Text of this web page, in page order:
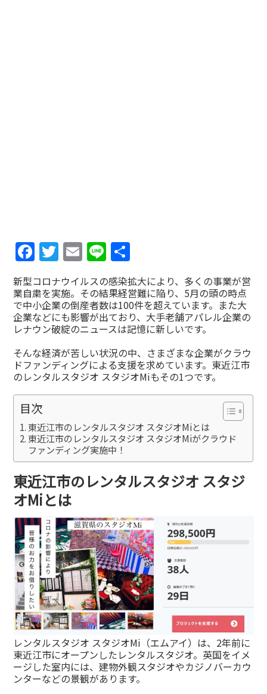
Facebook
Twitter
Email
Line
有
新型コロナウイルスの感染拡大により、多くの事業が営
業自粛を実施。その結果経営難に陥り、5月の頭の時点
で中小企業の倒産者数は100件を超えています。また大
企業などにも影響が出ており、大手老舗アパレル企業の
レナウン破綻のニュースは記憶に新しいです。
そんな経済が苦しい状況の中、さまざまな企業がクラウ
ドファンディングによる支援を求めています。東近江市
のレンタルスタジオ スタジオMiもその1つです。
目次
東近江市のレンタルスタジオ スタジオMiとは
東近江市のレンタルスタジオ スタジオMiがクラウド
ファンディング実施中！
東近江市のレンタルスタジオ スタジ
オMiとは
レンタルスタジオ スタジオMi（エムアイ）は、2年前に
東近江市にオープンしたレンタルスタジオ。英国をイメ
ージした室内には、建物外観スタジオやカジノバーカウ
ンターなどの景観があります。